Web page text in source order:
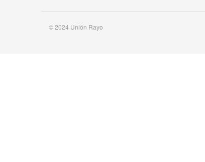
© 2024 Unión Rayo